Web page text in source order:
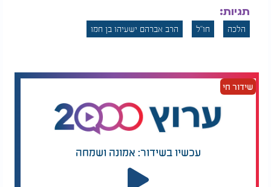
טסים לחו"ל? אל תישארו רעבים: כיצד נשמור כשרות
תגיות:
הלכה חו"ל הרב אברהם ישעיהו בן חמו
שידור חי
עכשיו בשידור: אמונה ושמחה